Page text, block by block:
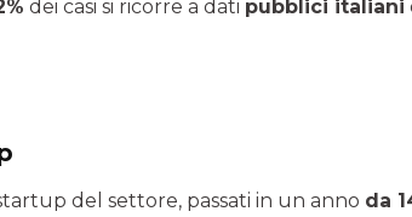
dei casi si ricorre a dati pubblici italiani
del settore, passati in un anno da